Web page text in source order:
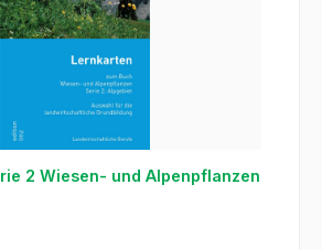
2 Wiesen- und Alpenpflanzen